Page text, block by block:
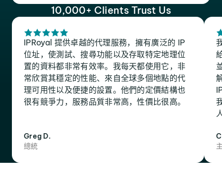
10,000+ Clients Trust Us
IPRoyal 提供卓越的代理服務，擁有廣泛的 IP
位址，使測試、搜尋功能以及存取特定地理位
置的資料都非常有效率。我每天都使用它，非
常欣賞其穩定的性能、來自全球多個地點的代
理可用性以及便捷的設置。他們的定價結構也
很有競爭力，服務品質非常高，性價比很高。
Greg D.
總統